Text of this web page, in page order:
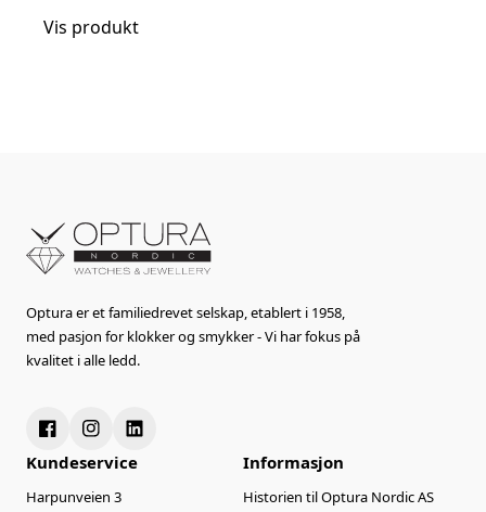
Vis produkt
Optura er et familiedrevet selskap, etablert i 1958,
med pasjon for klokker og smykker - Vi har fokus på
kvalitet i alle ledd.
Kundeservice
Harpunveien 3
Informasjon
Historien til Optura Nordic AS